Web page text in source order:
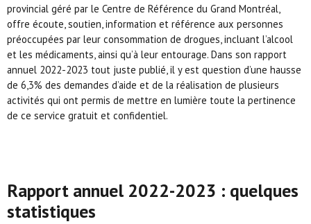
provincial géré par le Centre de Référence du Grand Montréal,
offre écoute, soutien, information et référence aux personnes
préoccupées par leur consommation de drogues, incluant l’alcool
et les médicaments, ainsi qu’à leur entourage. Dans son rapport
annuel 2022-2023 tout juste publié, il y est question d’une hausse
de 6,3% des demandes d’aide et de la réalisation de plusieurs
activités qui ont permis de mettre en lumière toute la pertinence
de ce service gratuit et confidentiel.
Rapport annuel 2022-2023 : quelques
statistiques